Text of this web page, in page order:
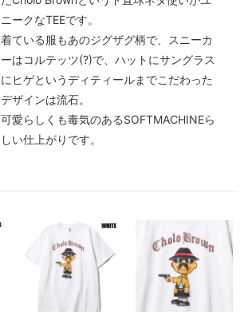
ニークなTEEです。
着ている服もあのジグザグ柄で、スニーカ
ーはコルテッツ(?)で、ハットにサングラス
にヒゲというディティールまでこだわった
デザインは流石。
可愛らしくも毒気のあるSOFTMACHINEら
しい仕上がりです。